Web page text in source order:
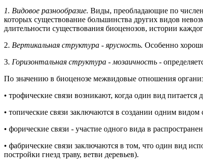
1. Видовое разнообразие. Виды, преобладающие по
которых существование большинства других видов
длительности существования биоценозов, истории
2. Вертикальная структура - ярусность. Особенно
3. Горизонтальная структура - мозаичность -
По значению в биоценозе межвидовые отношения
• трофические связи возникают, когда один вид
• топические связи заключаются в создании одним видом
• форические связи - участие одного вида в
• фабрические связи заключаются в том, что один вид
постройки гнезд траву, ветви деревьев).